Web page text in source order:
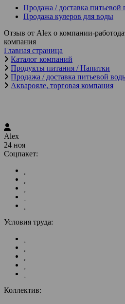
Продажа / доставка питьевой
Продажа кулеров для воды
Отзыв от Alex о компании-
компания
Главная страница
Каталог компаний
Продукты питания / Напитки
Продажа / доставка питьевой
Акварояле, торговая компания
Alex
24 ноя
Соцпакет:
Условия труда:
Коллектив: